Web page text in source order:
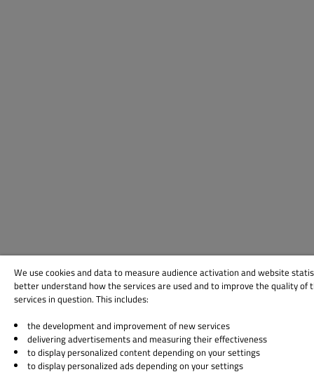
We use cookies and data to measure audience activation and website
better understand how the services are used and to improve the quality of
services in question. This includes:
the development and improvement of new services
delivering advertisements and measuring their effectiveness
to display personalized content depending on your settings
to display personalized ads depending on your settings